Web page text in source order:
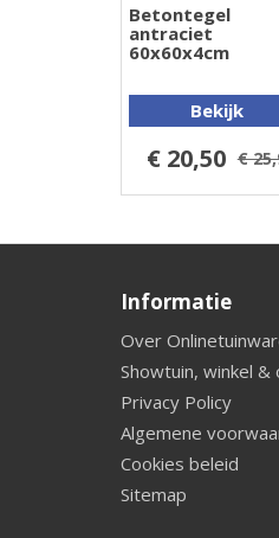
Betontegel
antraciet
60x60x4cm
Bekijk
€ 20,50 €
Informatie
Over
Showtuin, winkel &
Privacy Policy
Algemene
Cookies beleid
Sitemap